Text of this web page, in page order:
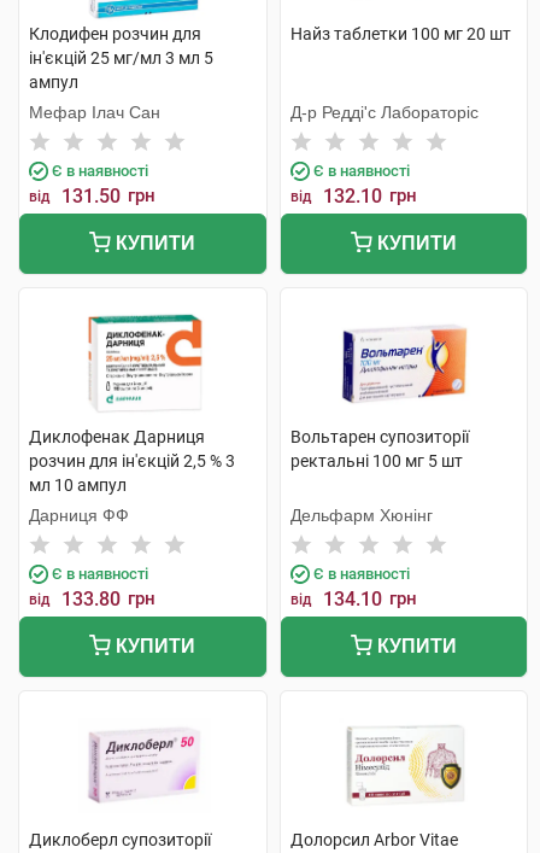
Клодифен розчин для
ін'єкцій 25 мг/мл 3 мл 5
ампул
Мефар Ілач Сан
Є в наявності
від 131.50 грн
КУПИТИ
Найз таблетки 100 мг 20 шт
Д-р Редді'с Лабораторіс
Є в наявності
від 132.10 грн
КУПИТИ
Диклофенак Дарниця
розчин для ін'єкцій 2,5 % 3
мл 10 ампул
Дарниця ФФ
Є в наявності
від 133.80 грн
КУПИТИ
Вольтарен супозиторії
ректальні 100 мг 5 шт
Дельфарм Хюнінг
Є в наявності
від 134.10 грн
КУПИТИ
Диклоберл супозиторії
Долорсил Arbor Vitae